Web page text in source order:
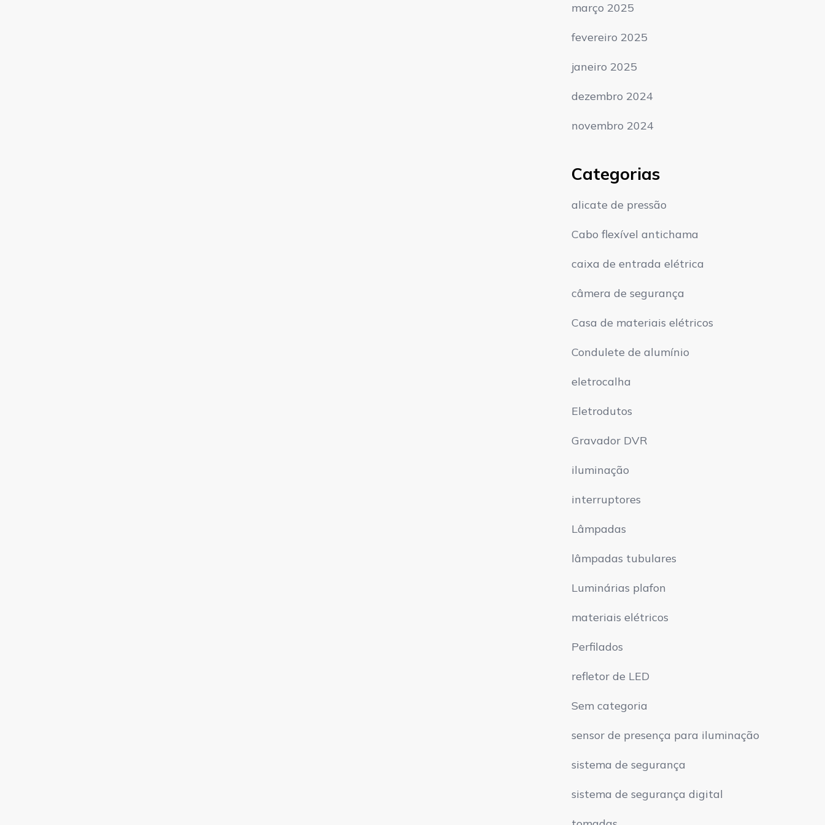
março 2025
fevereiro 2025
janeiro 2025
dezembro 2024
novembro 2024
Categorias
alicate de pressão
Cabo flexível antichama
caixa de entrada elétrica
câmera de segurança
Casa de materiais elétricos
Condulete de alumínio
eletrocalha
Eletrodutos
Gravador DVR
iluminação
interruptores
Lâmpadas
lâmpadas tubulares
Luminárias plafon
materiais elétricos
Perfilados
refletor de LED
Sem categoria
sensor de presença para iluminação
sistema de segurança
sistema de segurança digital